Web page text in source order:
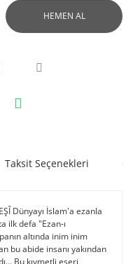
HEMEN AL
Taksit Seçenekleri
Dünyayı İslam'a ezanla
ilk defa "Ezan-ı
altında inim inim
bu abide insanı yakından
Bu kıymetli eseri